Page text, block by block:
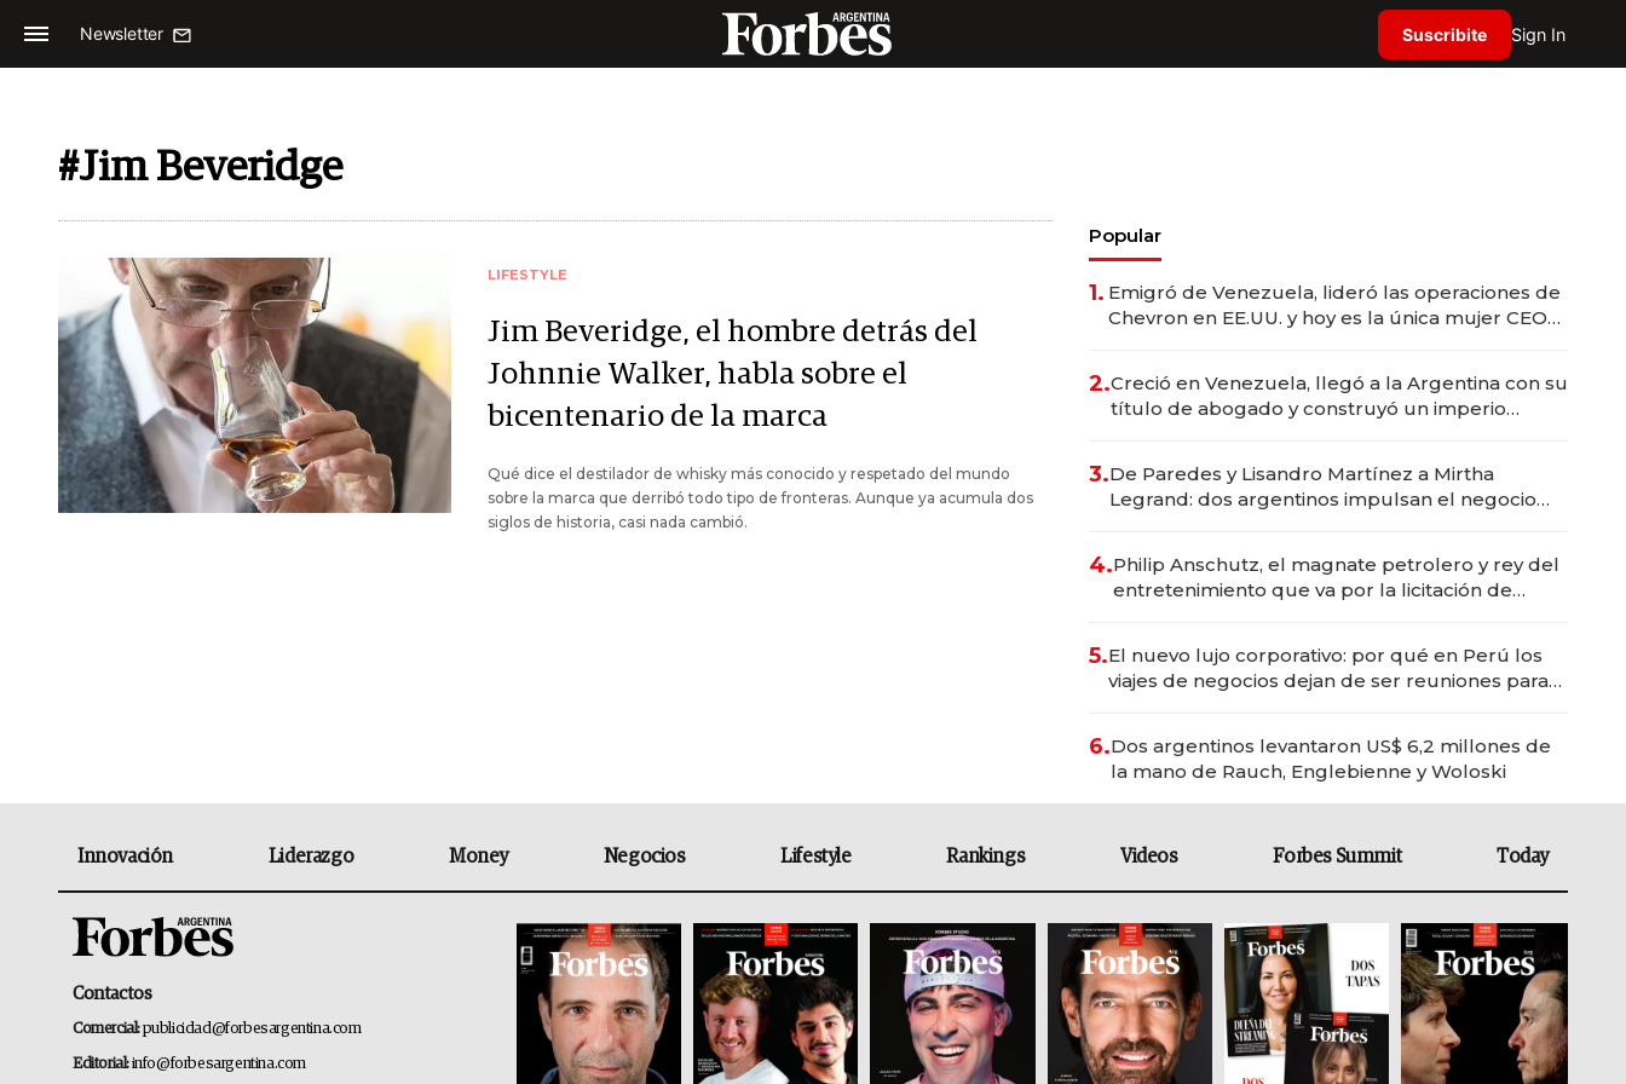
Newsletter Suscribite Sign In
#Jim Beveridge
LIFESTYLE
Jim Beveridge, el hombre detrás del
Johnnie Walker, habla sobre el
bicentenario de la marca
Qué dice el destilador de whisky más conocido y respetado del mundo
sobre la marca que derribó todo tipo de fronteras. Aunque ya acumula dos
siglos de historia, casi nada cambió.
Popular
1. Emigró de Venezuela, lideró las operaciones de
Chevron en EE.UU. y hoy es la única mujer CEO
2.Creció en Venezuela, llegó a la Argentina con su
título de abogado y construyó un imperio
3.De Paredes y Lisandro Martínez a Mirtha
Legrand: dos argentinos impulsan el negocio
4.Philip Anschutz, el magnate petrolero y rey del
entretenimiento que va por la licitación de
5.El nuevo lujo corporativo: por qué en Perú los
viajes de negocios dejan de ser reuniones para
6.Dos argentinos levantaron US$ 6,2 millones de
la mano de Rauch, Englebienne y Woloski
Innovación Liderazgo Money Negocios Lifestyle Rankings Videos Forbes Summit Today
Contactos
Comercial:publicidad@forbesargentina.com
Editorial:info@forbesargentina.com